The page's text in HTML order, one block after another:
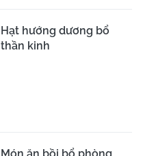
Hạt hướng dương bổ
thần kinh